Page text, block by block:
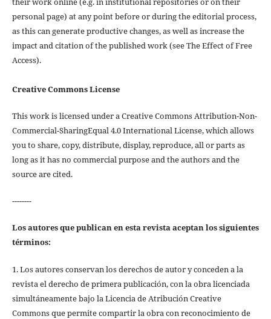
personal page) at any point before or during the editorial process,
as this can generate productive changes, as well as increase the
impact and citation of the published work (see The Effect of Free
Access).
Creative Commons License
This work is licensed under a Creative Commons Attribution-Non-
Commercial-SharingEqual 4.0 International License, which allows
you to share, copy, distribute, display, reproduce, all or parts as
long as it has no commercial purpose and the authors and the
source are cited.
--------
Los autores que publican en esta revista aceptan los siguientes
términos:
1. Los autores conservan los derechos de autor y conceden a la
revista el derecho de primera publicación, con la obra licenciada
simultáneamente bajo la Licencia de Atribución Creative
Commons que permite compartir la obra con reconocimiento de